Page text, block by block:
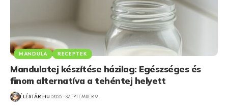
MANDULA RECEPTEK
Mandulatej készítése házilag: Egészséges és
finom alternatíva a tehéntej helyett
ÉLÉSTÁR.HU 2025. SZEPTEMBER 9.